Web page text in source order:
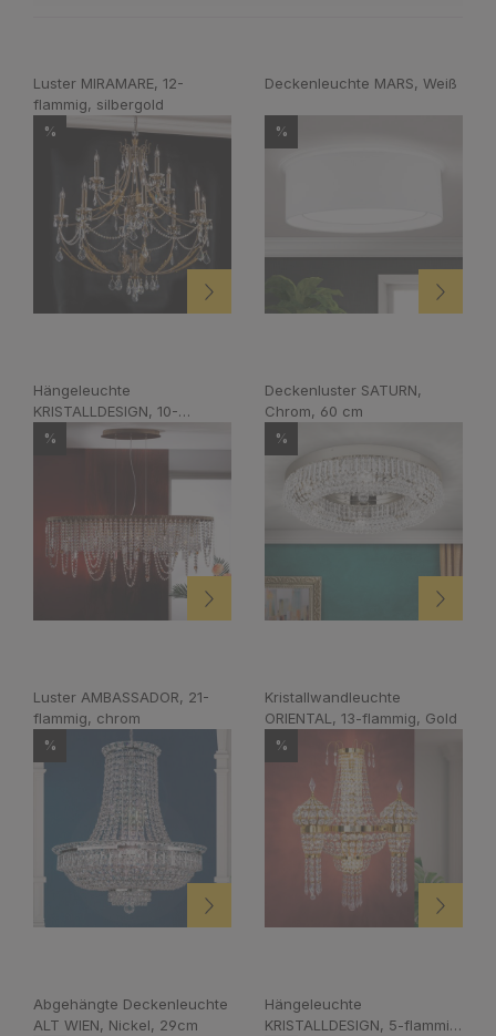
Luster MIRAMARE, 12-
flammig, silbergold
%
Deckenleuchte MARS, Weiß
%
Hängeleuchte
KRISTALLDESIGN, 10-
flammig, patina
%
Deckenluster SATURN,
Chrom, 60 cm
%
Luster AMBASSADOR, 21-
flammig, chrom
%
Kristallwandleuchte
ORIENTAL, 13-flammig, Gold
%
Abgehängte Deckenleuchte
ALT WIEN, Nickel, 29cm
Hängeleuchte
KRISTALLDESIGN, 5-flammig,